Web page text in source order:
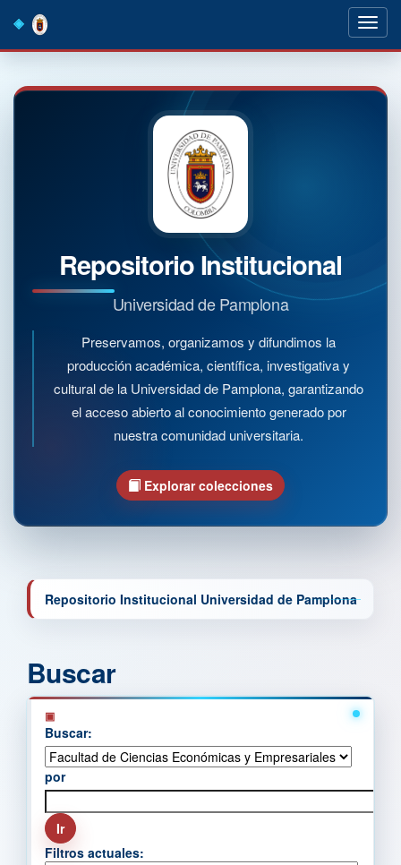
navigation
Repositorio Institucional
Universidad de Pamplona
Preservamos, organizamos y difundimos la
producción académica, científica, investigativa y
cultural de la Universidad de Pamplona, garantizando
el acceso abierto al conocimiento generado por
nuestra comunidad universitaria.
Explorar colecciones
Repositorio Institucional Universidad de Pamplona
Buscar
Buscar:
por
Filtros actuales: